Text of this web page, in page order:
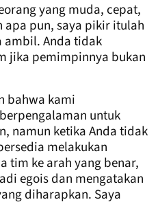
yang muda, cepat,
apa pun, saya pikir itulah
ambil. Anda tidak
jika pemimpinnya bukan
bahwa kami
untuk
namun ketika Anda tidak
melakukan
tim ke arah yang benar,
egois dan mengatakan
diharapkan. Saya